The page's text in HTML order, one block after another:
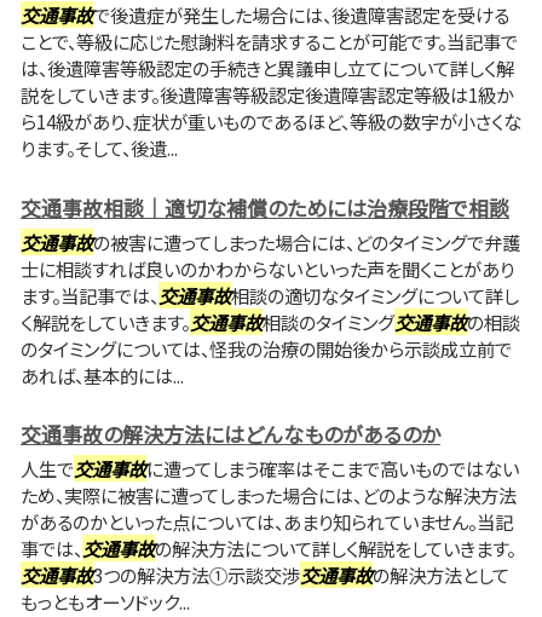
交通事故で後遺症が発生した場合には、後遺障害認定を受ける
ことで、等級に応じた慰謝料を請求することが可能です。当記事で
は、後遺障害等級認定の手続きと異議申し立てについて詳しく解
説をしていきます。後遺障害等級認定後遺障害認定等級は1級か
ら14級があり、症状が重いものであるほど、等級の数字が小さくな
ります。そして、後遺...
交通事故相談｜適切な補償のためには治療段階で相談
交通事故の被害に遭ってしまった場合には、どのタイミングで弁護
士に相談すれば良いのかわからないといった声を聞くことがあり
ます。当記事では、 交通事故相談の適切なタイミングについて詳し
く解説をしていきます。交通事故相談のタイミング交通事故の相談
のタイミングについては、怪我の治療の開始後から示談成立前で
あれば、基本的には...
交通事故の解決方法にはどんなものがあるのか
人生で交通事故に遭ってしまう確率はそこまで高いものではない
ため、実際に被害に遭ってしまった場合には、どのような解決方法
があるのかといった点については、あまり知られていません。当記
事では、 交通事故の解決方法について詳しく解説をしていきます。
交通事故3つの解決方法①示談交渉交通事故の解決方法として
もっともオーソドック...